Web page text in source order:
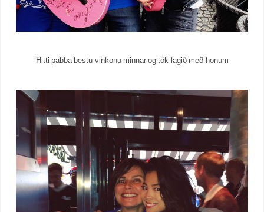
Hitti pabba bestu vinkonu minnar og tók lagið með honum